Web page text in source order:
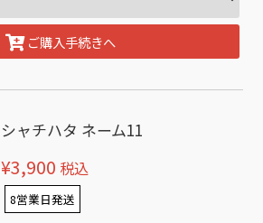
ご購入手続きへ
シャチハタ ネーム11
¥3,900 税込
8営業日発送